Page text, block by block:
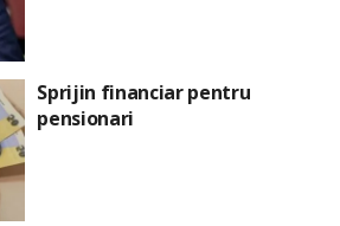
Sprijin financiar pentru
pensionari